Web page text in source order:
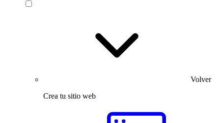
Volver
Crea tu sitio web